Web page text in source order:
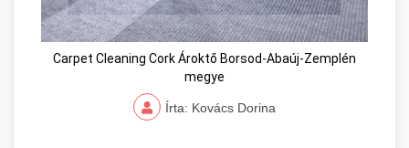
Carpet Cleaning Cork Ároktő Borsod-Abaúj-Zemplén
megye
Írta: Kovács Dorina